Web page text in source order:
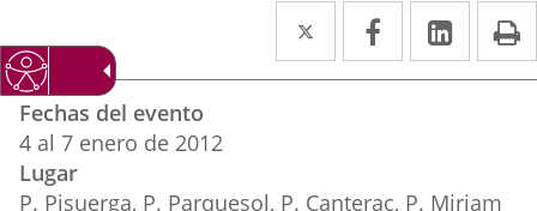
Twitter
Enlace
a
Facebook
Enlace
a
externa.
Enlace
a
Datos
del
evento
Fechas del evento
4 al 7 enero de 2012
Lugar
P. Pisuerga, P. Parquesol, P. Canterac, P. Miriam